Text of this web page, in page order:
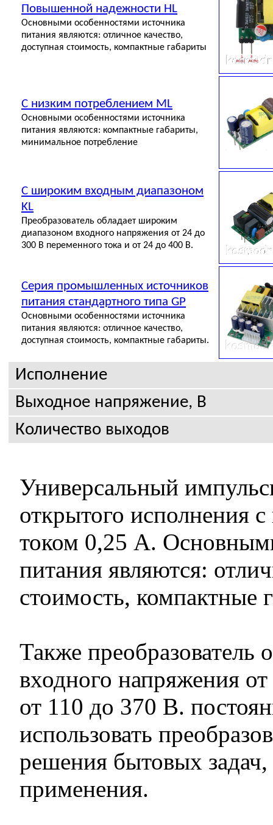
Повышенной надежности HL
Основными особенностями источника
питания являются: отличное качество,
доступная стоимость, компактные габариты
С низким потреблением ML
Основными особенностями источника
питания являются: компактные габариты,
минимальное потребление
С широким входным диапазоном
KL
Преобразователь обладает широким
диапазоном входного напряжения от 24 до
300 В переменного тока и от 24 до 400 В.
Серия промышленных источников
питания стандартного типа GP
Основными особенностями источника
питания являются: отличное качество,
доступная стоимость, компактные габариты.
Исполнение
Выходное напряжение, В
Количество выходов
Универсальный
открытого исполнения
током 0,25 А.
питания являются:
стоимость, компактные
Также преобразователь
входного напряжения
от 110 до 370 В.
использовать
решения бытовых
применения.